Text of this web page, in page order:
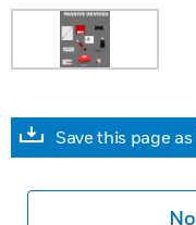
Save this page